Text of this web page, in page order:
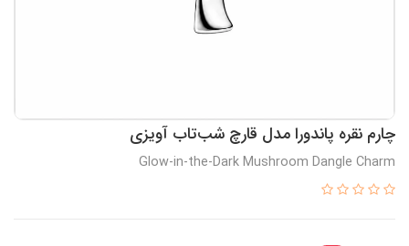
چارم نقره پاندورا مدل قارچ شب‌تاب آویزی
Glow-in-the-Dark Mushroom Dangle Charm